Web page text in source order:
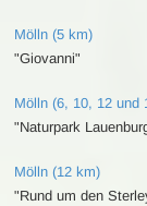
Mölln (5 km)
"Giovanni"
Mölln (6, 10, 12 und
"Naturpark
Mölln (12 km)
"Rund um den